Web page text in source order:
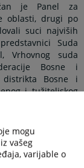
je Panel za
oblasti, drugi po
suci najviših
Suda
Vrhovnog suda
Bosne i
distrikta Bosne i
i tužiteljskog
obratio Damjan
distrikta BiH
značaj Panela
prakse na nivou
jednakosti pred
mogu
vašeg
varijable o